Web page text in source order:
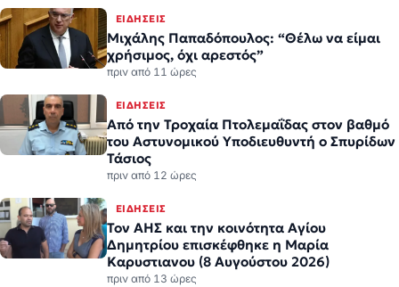
ΕΙΔΉΣΕΙΣ
Μιχάλης Παπαδόπουλος: “Θέλω να είμαι
χρήσιμος, όχι αρεστός”
πριν από 11 ώρες
ΕΙΔΉΣΕΙΣ
Από την Τροχαία Πτολεμαΐδας στον βαθμό
του Αστυνομικού Υποδιευθυντή ο Σπυρίδων
Τάσιος
πριν από 12 ώρες
ΕΙΔΉΣΕΙΣ
Τον ΑΗΣ και την κοινότητα Αγίου
Δημητρίου επισκέφθηκε η Μαρία
Καρυστιανου (8 Αυγούστου 2026)
πριν από 13 ώρες